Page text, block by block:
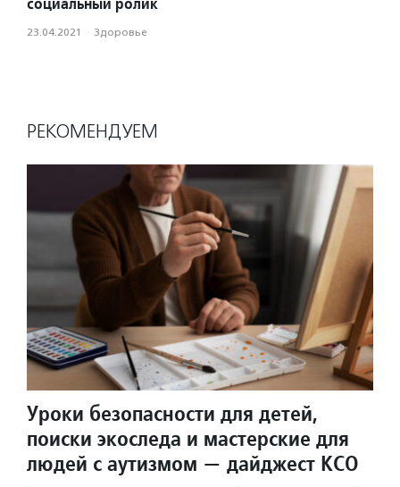
23.04.2021 · Здоровье
РЕКОМЕНДУЕМ
Уроки безопасности для детей,
поиски экоследа и мастерские для
людей с аутизмом — дайджест КСО